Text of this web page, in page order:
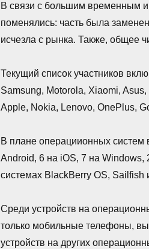
В связи с большим временным
поменялись: часть была
исчезла с рынка. Также, общее
Текущий список участников
Samsung, Motorola, Xiaomi,
Apple, Nokia, Lenovo, OnePlus,
В плане операциионных
Android, 6 на iOS, 7 на
системах BlackBerry OS, Sailfish
Среди устройств на
только мобильные телефоны,
устройств на других